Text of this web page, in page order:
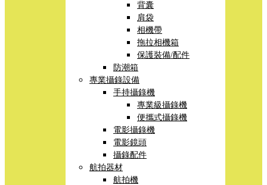
背囊
肩袋
相機帶
拖拉相機箱
保護裝備/配件
防潮箱
專業攝錄設備
手持攝錄機
專業級攝錄機
便攜式攝錄機
電影攝錄機
電影鏡頭
攝錄配件
航拍器材
航拍機